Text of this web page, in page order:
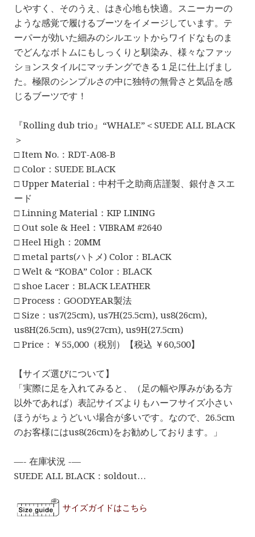
しやすく、そのうえ、はき心地も快適。スニーカーの
ような感覚で履けるブーツをイメージしています。テ
ーパーが効いた細みのシルエットからワイドなものま
でどんなボトムにもしっくりと馴染み、様々なファッ
ションスタイルにマッチングできる１足に仕上げまし
た。極限のシンプルさの中に独特の無骨さと気品を感
じるブーツです！
『Rolling dub trio』“WHALE”＜SUEDE ALL BLACK
＞
□ Item No.：RDT-A08-B
□ Color：SUEDE BLACK
□ Upper Material：中村千之助商店謹製、銀付きスエ
ード
□ Linning Material：KIP LINING
□ Out sole & Heel：VIBRAM #2640
□ Heel High：20MM
□ metal parts(ハトメ) Color：BLACK
□ Welt & “KOBA” Color：BLACK
□ shoe Lacer：BLACK LEATHER
□ Process：GOODYEAR製法
□ Size：us7(25cm), us7H(25.5cm), us8(26cm),
us8H(26.5cm), us9(27cm), us9H(27.5cm)
□ Price：￥55,000（税別）【税込 ￥60,500】
【サイズ選びについて】
「実際に足を入れてみると、（足の幅や厚みがある方
以外であれば）表記サイズよりもハーフサイズ小さい
ほうがちょうどいい場合が多いです。なので、26.5cm
のお客様にはus8(26cm)をお勧めしております。」
—- 在庫状況 -—
SUEDE ALL BLACK：soldout…
サイズガイドはこちら